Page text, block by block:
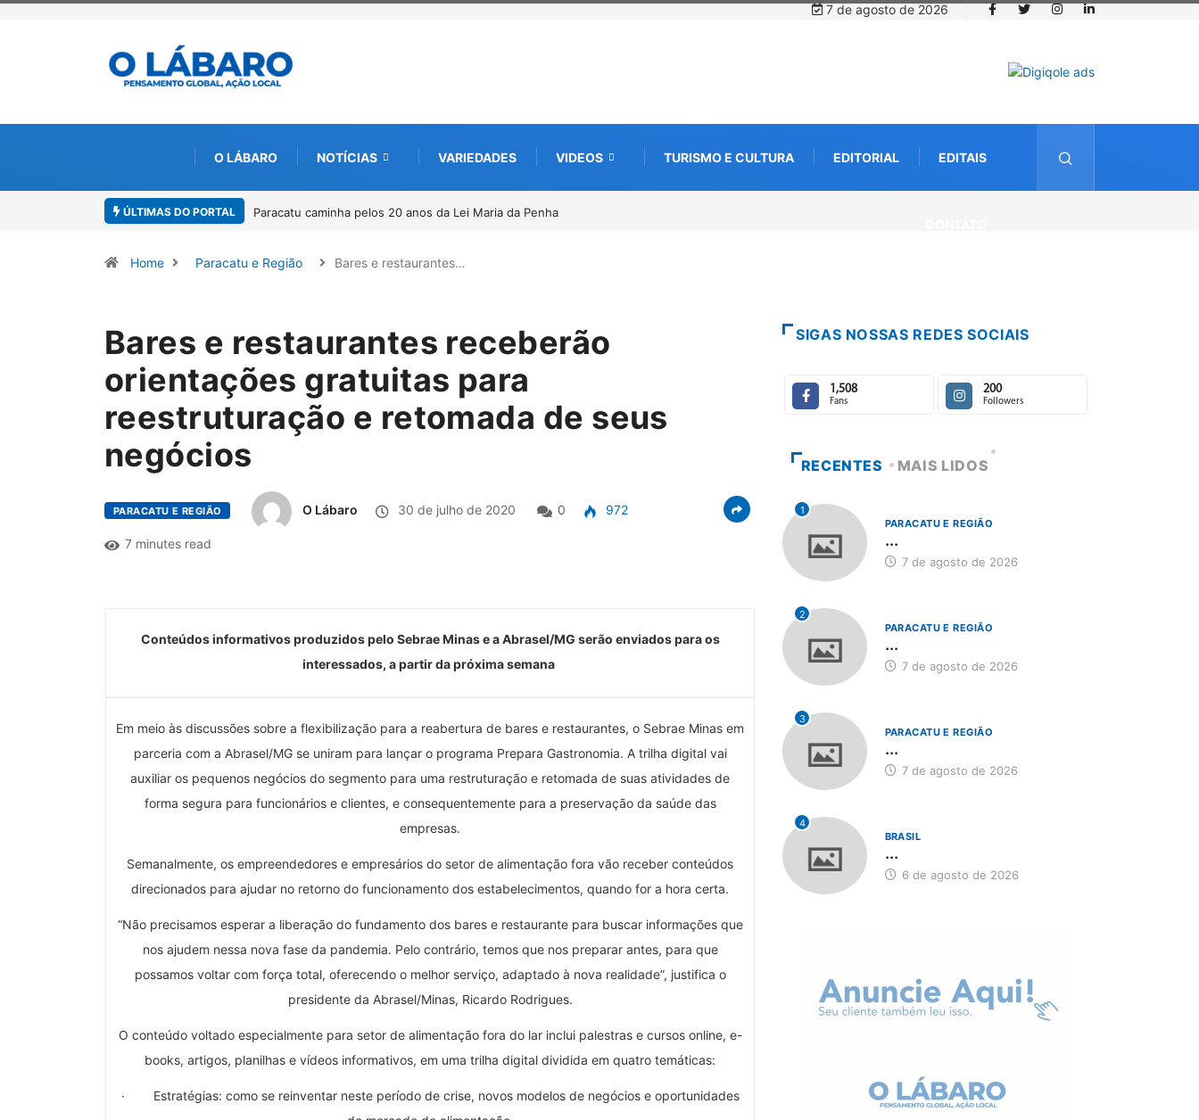
7 de agosto de 2026
O LÁBARO NOTÍCIAS VARIEDADES VIDEOS TURISMO E CULTURA EDITORIAL EDITAIS
ÚLTIMAS DO PORTAL Projeto CUTUCAR abre nova edição e semeia o futuro por meio da cultura e da memória
Home Paracatu e Região Bares e restaurantes…
Bares e restaurantes receberão
orientações gratuitas para
reestruturação e retomada de seus
negócios
PARACATU E REGIÃO O Lábaro 30 de julho de 2020 0 972
7 minutes read
Conteúdos informativos produzidos pelo Sebrae Minas e a Abrasel/MG serão enviados para os
interessados, a partir da próxima semana
Em meio às discussões sobre a flexibilização para a reabertura de bares e restaurantes, o Sebrae Minas em
parceria com a Abrasel/MG se uniram para lançar o programa Prepara Gastronomia. A trilha digital vai
auxiliar os pequenos negócios do segmento para uma restruturação e retomada de suas atividades de
forma segura para funcionários e clientes, e consequentemente para a preservação da saúde das
empresas.
Semanalmente, os empreendedores e empresários do setor de alimentação fora vão receber conteúdos
direcionados para ajudar no retorno do funcionamento dos estabelecimentos, quando for a hora certa.
“Não precisamos esperar a liberação do fundamento dos bares e restaurante para buscar informações que
nos ajudem nessa nova fase da pandemia. Pelo contrário, temos que nos preparar antes, para que
possamos voltar com força total, oferecendo o melhor serviço, adaptado à nova realidade”, justifica o
presidente da Abrasel/Minas, Ricardo Rodrigues.
O conteúdo voltado especialmente para setor de alimentação fora do lar inclui palestras e cursos online, e-
books, artigos, planilhas e vídeos informativos, em uma trilha digital dividida em quatro temáticas:
· Estratégias: como se reinventar neste período de crise, novos modelos de negócios e oportunidades
SIGAS NOSSAS REDES SOCIAIS
1,508
Fans
200
Followers
RECENTES MAIS LIDOS
1
PARACATU E REGIÃO
...
7 de agosto de 2026
2
PARACATU E REGIÃO
...
7 de agosto de 2026
3
PARACATU E REGIÃO
...
7 de agosto de 2026
4
BRASIL
...
6 de agosto de 2026